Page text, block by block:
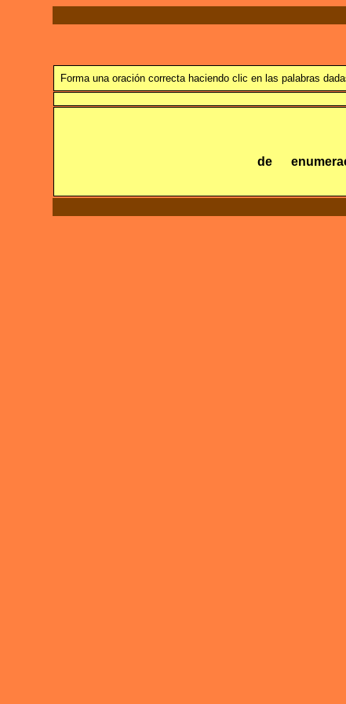
Forma una oración correcta haciendo clic en las palabras
de